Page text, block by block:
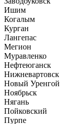
Ишим
Когалым
Курган
Лангепас
Мегион
Муравленко
Нефтеюганск
Нижневартовск
Новый Уренгой
Ноябрьск
Нягань
Пойковский
Пурпе